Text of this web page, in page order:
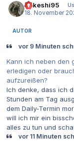
Takeshi95
18. November
AUTOR
vor 9 Minuten
Kann ich neben den
erledigen oder
aufzureißen?
Ich denke, dass ich
Stunden am Tag
dem Daily-Termin
will ich mir ein
alles zu tun und
vor 11 Minuten